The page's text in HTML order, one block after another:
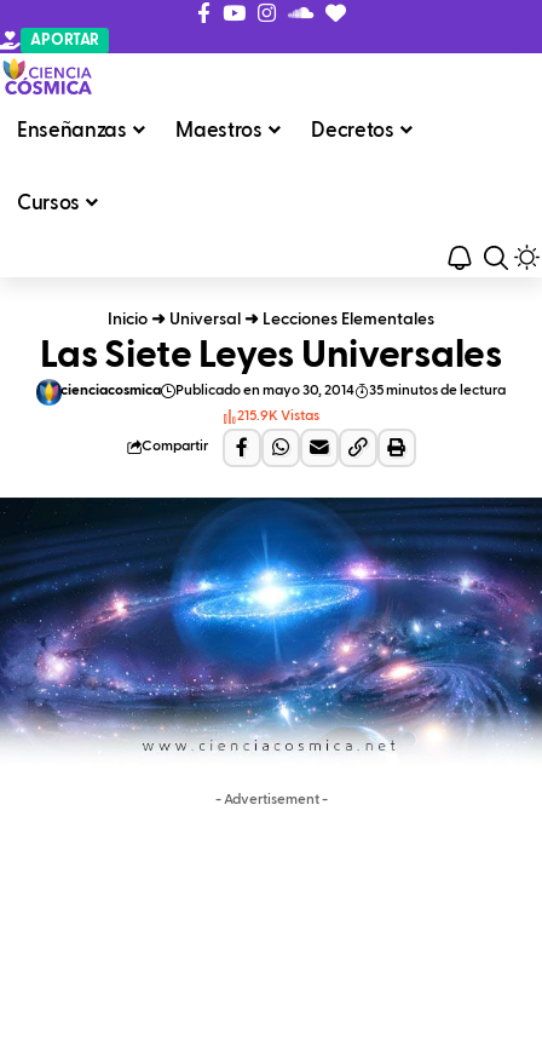
APORTAR
Enseñanzas Maestros Decretos
Cursos
Inicio ➜ Universal ➜ Lecciones Elementales
Las Siete Leyes Universales
cienciacosmica Publicado en mayo 30, 2014
35 minutos de lectura
215.9K Vistas
Compartir
- Advertisement -